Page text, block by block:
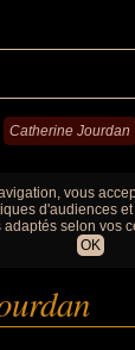
Catherine Jourdan
vous
d'audiences
selon vos
OK